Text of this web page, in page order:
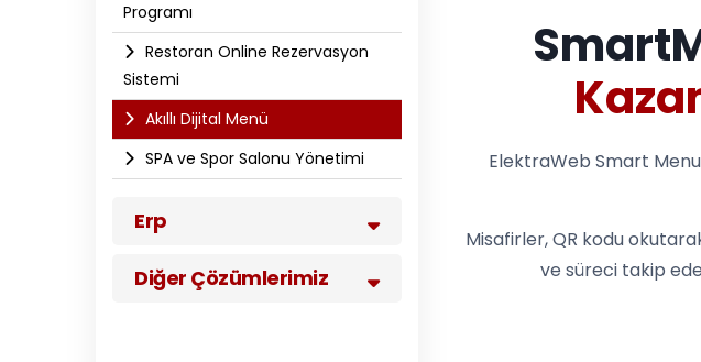
Programı
Restoran Online Rezervasyon
Sistemi
Akıllı Dijital Menü
SPA ve Spor Salonu Yönetimi
Erp
Diğer Çözümlerimiz
ElektraWeb Smart
Misafirler, QR kodu
ve süreci takip